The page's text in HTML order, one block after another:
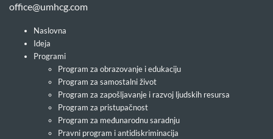
office@umhcg.com
Naslovna
Ideja
Programi
Program za obrazovanje i edukaciju
Program za samostalni život
Program za zapošljavanje i razvoj ljudskih resursa
Program za pristupačnost
Program za međunarodnu saradnju
Pravni program i antidiskriminacija